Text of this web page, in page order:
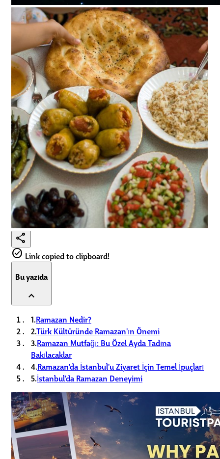
share
check_circle Link copied to clipboard!
Bu yazıda
expand_less
1.Ramazan Nedir?
2.Türk Kültüründe Ramazan'ın Önemi
3.Ramazan Mutfağı: Bu Özel Ayda Tadına
Bakılacaklar
4.Ramazan'da İstanbul'u Ziyaret İçin Temel İpuçları
5.İstanbul'da Ramazan Deneyimi